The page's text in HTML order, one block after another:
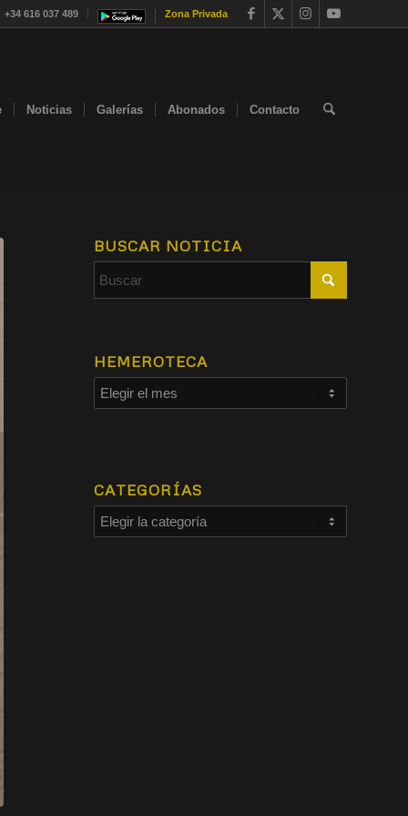
+34 616 037 489 Zona Privada
Noticias Galerías Abonados Contacto
BUSCAR NOTICIA
HEMEROTECA
CATEGORÍAS